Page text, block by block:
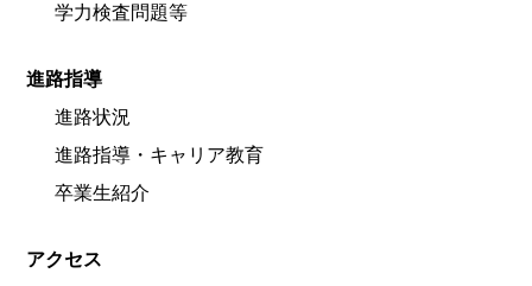
学力検査問題等
進路指導
進路状況
進路指導・キャリア教育
卒業生紹介
アクセス